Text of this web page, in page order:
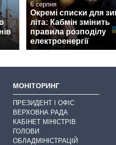
6 серпня
Окремі списки для
літа: Кабмін змінить
правила розподілу
електроенергії
МОНІТОРИНГ
ПРЕЗИДЕНТ І ОФІС
ВЕРХОВНА РАДА
КАБІНЕТ МІНІСТРІВ
ГОЛОВИ
ОБЛАДМІНІСТРАЦІЙ